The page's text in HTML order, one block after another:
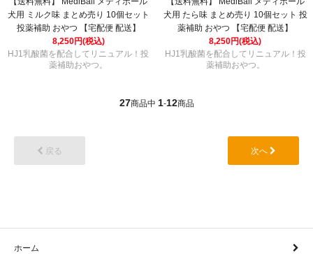
犬用 ミルク味 まとめ売り 10個セット
投薬補助 おやつ 【宅配便 配送】
8,250円(税込)
HJ1乳酸菌を配合してリニュアル！投
薬補助おやつ。
犬用 たら味 まとめ売り 10個セット 投
薬補助 おやつ 【宅配便 配送】
8,250円(税込)
HJ1乳酸菌を配合してリニュアル！投
薬補助おやつ。
27商品中 1-12商品
戻る 次へ
ホーム